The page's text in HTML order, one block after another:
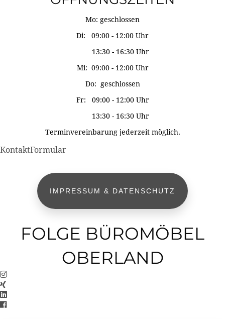
Mo: geschlossen
Di: 09:00 - 12:00 Uhr
13:30 - 16:30 Uhr
Mi: 09:00 - 12:00 Uhr
Do: geschlossen
Fr: 09:00 - 12:00 Uhr
13:30 - 16:30 Uhr
Terminvereinbarung jederzeit möglich.
KontaktFormular
IMPRESSUM & DATENSCHUTZ
FOLGE BÜROMÖBEL
OBERLAND